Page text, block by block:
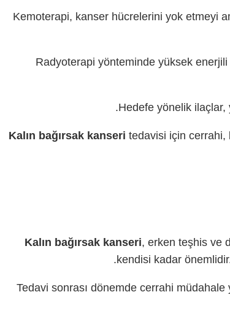
Kemoterapi, kanser hücrelerini yok etmeyi
Radyoterapi yönteminde yüksek
Hedefe yönelik ilaçlar,
Kalın bağırsak kanseri tedavisi için cerrahi,
Kalın bağırsak kanseri, erken teşhis ve
kendisi kadar
Tedavi sonrası dönemde cerrahi